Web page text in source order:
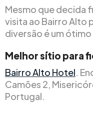
Mesmo que decida
visita ao Bairro Alto
diversão é um
Melhor sítio para
Bairro Alto Hotel.
Camões 2,
Portugal.